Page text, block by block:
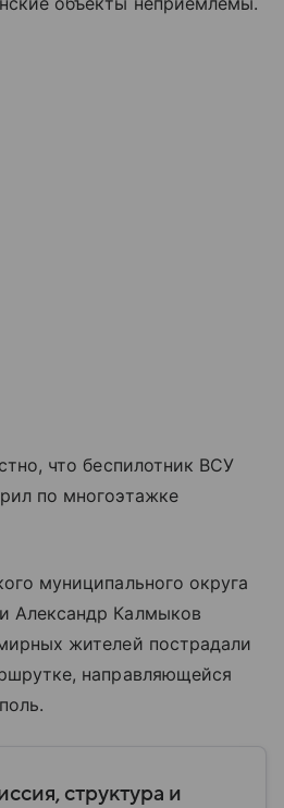
что беспилотник ВСУ
по многоэтажке
муниципального округа
Александр Калмыков
жителей пострадали
направляющейся
структура и